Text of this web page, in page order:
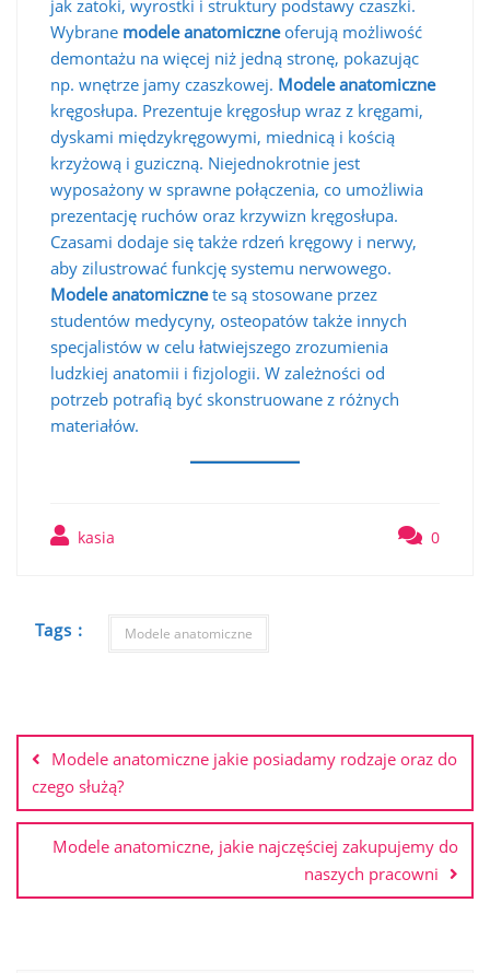
jak zatoki, wyrostki i struktury podstawy czaszki.
Wybrane modele anatomiczneoferują możliwość
demontażu na więcej niż jedną stronę, pokazując
np. wnętrze jamy czaszkowej. Modele anatomiczne
kręgosłupa. Prezentuje kręgosłup wraz z kręgami,
dyskami międzykręgowymi, miednicą i kością
krzyżową i guziczną. Niejednokrotnie jest
wyposażony w sprawne połączenia, co umożliwia
prezentację ruchów oraz krzywizn kręgosłupa.
Czasami dodaje się także rdzeń kręgowy i nerwy,
aby zilustrować funkcję systemu nerwowego.
Modele anatomicznete są stosowane przez
studentów medycyny, osteopatów także innych
specjalistów w celu łatwiejszego zrozumienia
ludzkiej anatomii i fizjologii. W zależności od
potrzeb potrafią być skonstruowane z różnych
materiałów.
kasia 0
Tags : Modele anatomiczne
wpisuModele anatomiczne jakie posiadamy rodzaje oraz do
czego służą?
Modele anatomiczne, jakie najczęściej zakupujemy do
naszych pracowni